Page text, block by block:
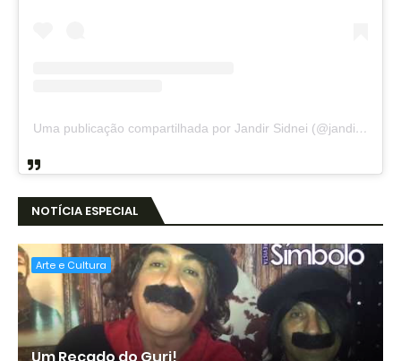
Uma publicação compartilhada por Jandir Sidnei (@jandirsidnei)
NOTÍCIA ESPECIAL
Arte e Cultura